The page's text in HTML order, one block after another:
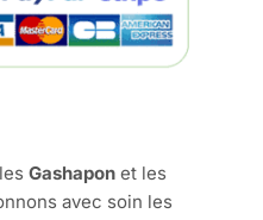
Gashaponet les
avec soin les